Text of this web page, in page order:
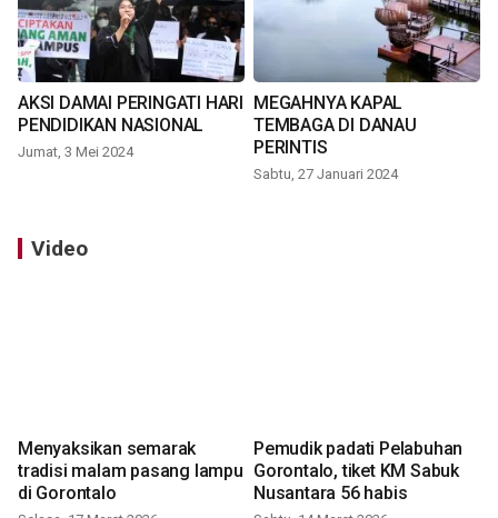
AKSI DAMAI PERINGATI HARI
PENDIDIKAN NASIONAL
Jumat, 3 Mei 2024
MEGAHNYA KAPAL
TEMBAGA DI DANAU
PERINTIS
Sabtu, 27 Januari 2024
Video
Menyaksikan semarak
tradisi malam pasang lampu
di Gorontalo
Pemudik padati Pelabuhan
Gorontalo, tiket KM Sabuk
Nusantara 56 habis